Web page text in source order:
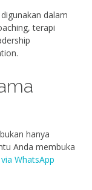
dalam
terapi
hanya
Anda membuka
WhatsApp